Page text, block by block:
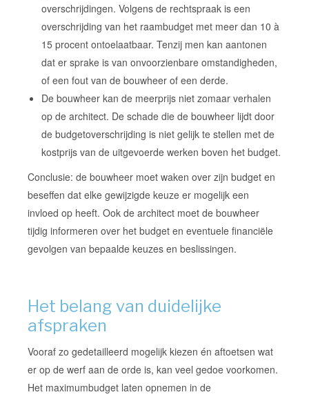
overschrijdingen. Volgens de rechtspraak is een
overschrijding van het raambudget met meer dan 10 à
15 procent ontoelaatbaar. Tenzij men kan aantonen
dat er sprake is van onvoorzienbare omstandigheden,
of een fout van de bouwheer of een derde.
De bouwheer kan de meerprijs niet zomaar verhalen
op de architect. De schade die de bouwheer lijdt door
de budgetoverschrijding is niet gelijk te stellen met de
kostprijs van de uitgevoerde werken boven het budget.
Conclusie: de bouwheer moet waken over zijn budget en
beseffen dat elke gewijzigde keuze er mogelijk een
invloed op heeft. Ook de architect moet de bouwheer
tijdig informeren over het budget en eventuele financiële
gevolgen van bepaalde keuzes en beslissingen.
Het belang van duidelijke
afspraken
Vooraf zo gedetailleerd mogelijk kiezen én aftoetsen wat
er op de werf aan de orde is, kan veel gedoe voorkomen.
Het maximumbudget laten opnemen in de